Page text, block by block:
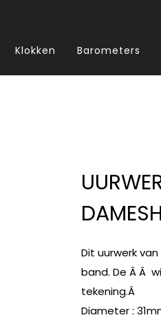
Klokken Barometers
Dit uurwerk
band. De Â Â
tekening.Â
Diameter :